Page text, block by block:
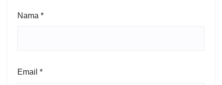
Nama *
Email *